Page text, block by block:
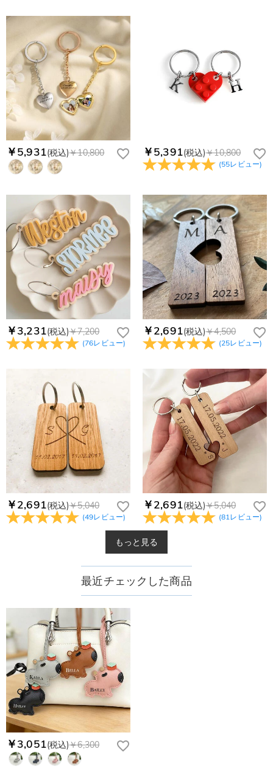
￥5,931(税込)￥10,800 ￥5,391(税込)￥10,800
(55レビュー)
￥3,231(税込)￥7,200
(76レビュー)
￥2,691(税込)￥4,500
(25レビュー)
￥2,691(税込)￥5,040
(49レビュー)
￥2,691(税込)￥5,040
(81レビュー)
もっと見る
最近チェックした商品
￥3,051(税込)￥6,300